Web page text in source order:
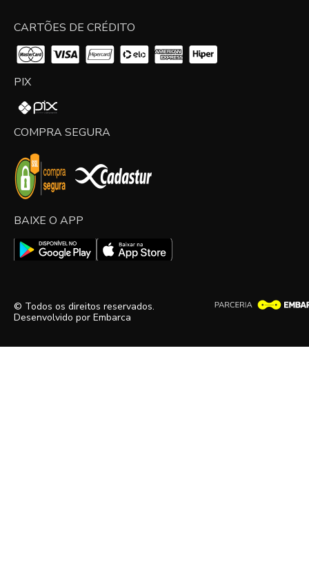
CARTÕES DE CRÉDITO
PIX
COMPRA SEGURA
BAIXE O APP
© Todos os direitos reservados.
Desenvolvido por Embarca